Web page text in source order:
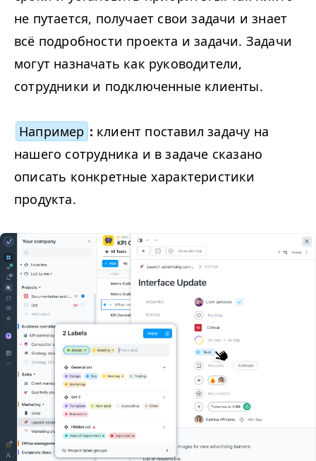
не путается, получает свои задачи и знает
всё подробности проекта и задачи. Задачи
могут назначать как руководители,
сотрудники и подключенные клиенты.
Например : клиент поставил задачу на
нашего сотрудника и в задаче сказано
описать конкретные характеристики
продукта.